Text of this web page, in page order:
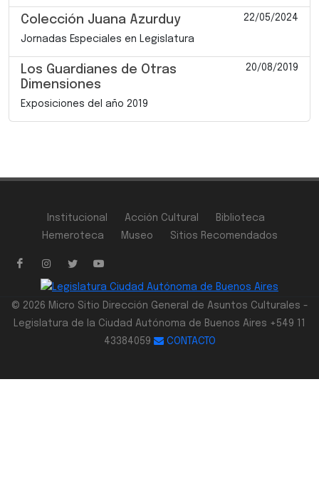
Colección Juana Azurduy 22/05/2024
Jornadas Especiales en Legislatura
Los Guardianes de Otras
Dimensiones
20/08/2019
Exposiciones del año 2019
Institucional Acción Cultural
Biblioteca
Hemeroteca
Museo Sitios Recomendados
© 2026 Micro Sitio Dirección General de Asuntos Culturales -
Legislatura de la Ciudad Autónoma de Buenos Aires +549 11
43384059
CONTACTO